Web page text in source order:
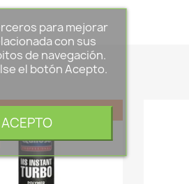
PRECIO
para mejorar
con sus
de navegación.
el botón Acepto.
ACEPTO